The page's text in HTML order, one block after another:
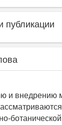
публикации
и внедрению